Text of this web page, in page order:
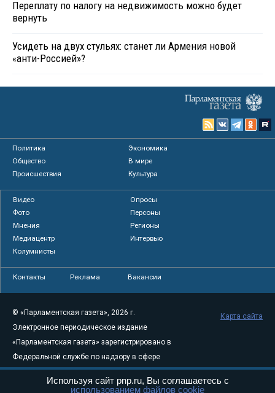
Переплату по налогу на недвижимость можно будет
вернуть
Усидеть на двух стульях: станет ли Армения новой
«анти-Россией»?
Политика
Экономика
Общество
В мире
Происшествия
Культура
Видео
Опросы
Фото
Персоны
Мнения
Регионы
Медиацентр
Интервью
Колумнисты
Контакты Реклама Вакансии
© «Парламентская газета», 2026 г.
Электронное периодическое издание
«Парламентская газета» зарегистрировано в
Федеральной службе по надзору в сфере
связи, информационных технологий и
массовых коммуникаций (Роскомнадзор) 05
Карта сайта
Используя сайт pnp.ru, Вы соглашаетесь с
использованием файлов cookie